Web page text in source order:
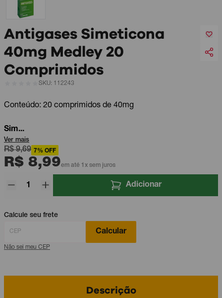
Antigases Simeticona
40mg Medley 20
Comprimidos
SKU: 112243
Conteúdo: 20 comprimidos de 40mg
Sim...
Ver mais
R$ 9,69 7% OFF
R$ 8,99em até 1x sem juros
Adicionar
Calcule seu frete
Calcular
Não sei meu CEP
Descrição